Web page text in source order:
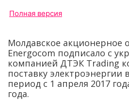
Полная версия
Молдавское акционерное
Energocom подписало с
компанией ДТЭК Trading
поставку электроэнергии
период с 1 апреля 2017
года.